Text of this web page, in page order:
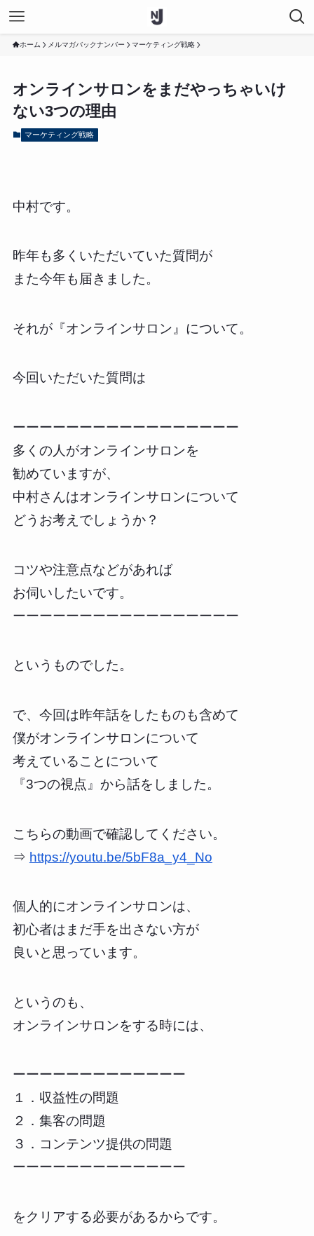
ホーム メルマガバックナンバー マーケティング戦略
オンラインサロンをまだやっちゃいけ
ない3つの理由
マーケティング戦略
中村です。
昨年も多くいただいていた質問が
また今年も届きました。
それが『オンラインサロン』について。
今回いただいた質問は
ーーーーーーーーーーーーーーーーー
多くの人がオンラインサロンを
勧めていますが、
中村さんはオンラインサロンについて
どうお考えでしょうか？
コツや注意点などがあれば
お伺いしたいです。
ーーーーーーーーーーーーーーーーー
というものでした。
で、今回は昨年話をしたものも含めて
僕がオンラインサロンについて
考えていることについて
『3つの視点』から話をしました。
こちらの動画で確認してください。
⇒ https://youtu.be/5bF8a_y4_No
個人的にオンラインサロンは、
初心者はまだ手を出さない方が
良いと思っています。
というのも、
オンラインサロンをする時には、
ーーーーーーーーーーーーー
１．収益性の問題
２．集客の問題
３．コンテンツ提供の問題
ーーーーーーーーーーーーー
をクリアする必要があるからです。